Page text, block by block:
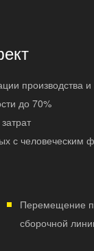
производства
до 70%
с человеческим
Перемещение
сборочной